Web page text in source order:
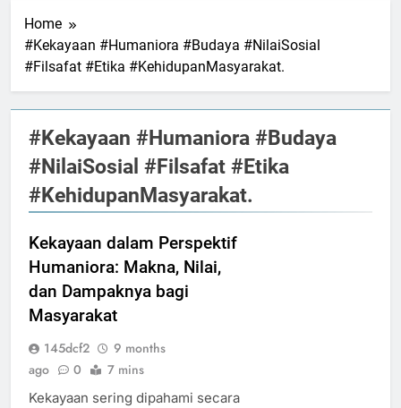
Home
#Kekayaan #Humaniora #Budaya #NilaiSosial
#Filsafat #Etika #KehidupanMasyarakat.
#Kekayaan #Humaniora #Budaya
#NilaiSosial #Filsafat #Etika
#KehidupanMasyarakat.
Kekayaan dalam Perspektif
Humaniora: Makna, Nilai,
dan Dampaknya bagi
Masyarakat
145dcf2
9 months
ago
0 7 mins
Kekayaan sering dipahami secara